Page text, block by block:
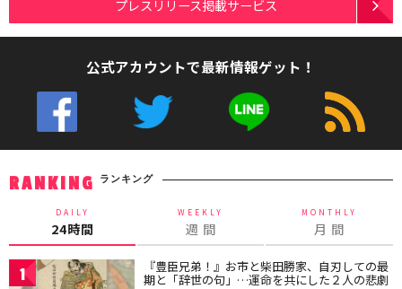
プレスリリース掲載サービス
公式アカウントで最新情報ゲット！
RANKING ランキング
DAILY
24時間
WEEKLY
週 間
MONTHLY
月 間
1 『豊臣兄弟！』お市と柴田勝家、自刃しての最
期と「辞世の句」…運命を共にした２人の悲劇